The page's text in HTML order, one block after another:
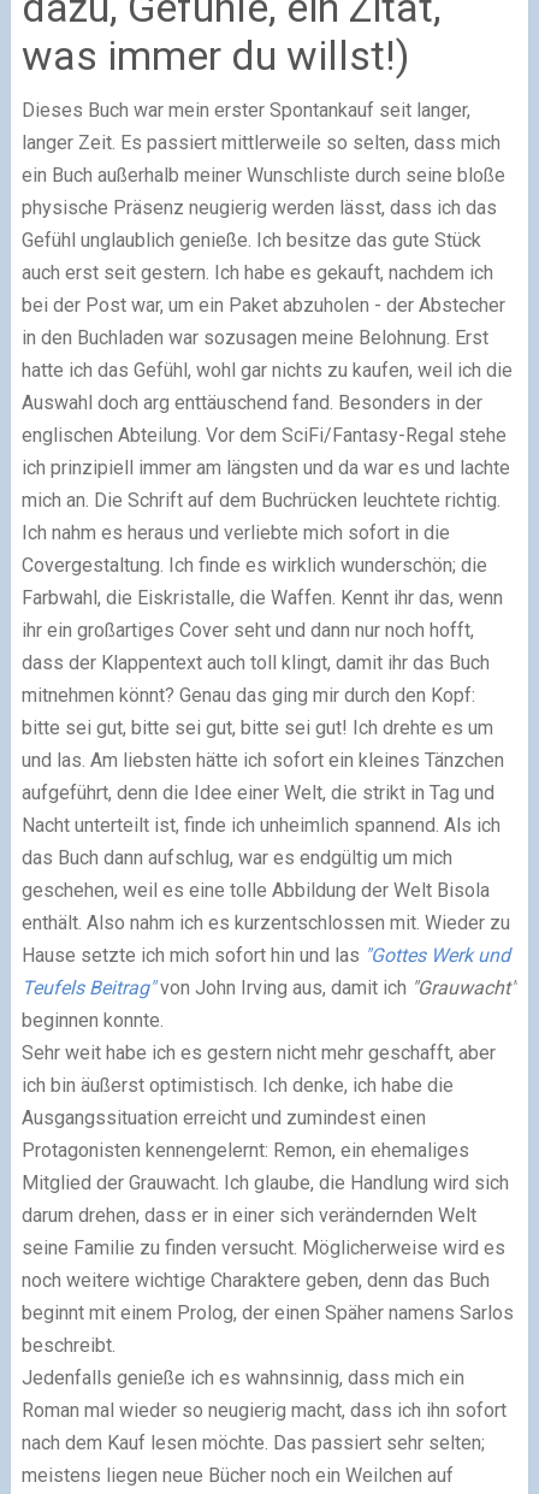
was immer du willst!)
Dieses Buch war mein erster Spontankauf seit langer,
langer Zeit. Es passiert mittlerweile so selten, dass mich
ein Buch außerhalb meiner Wunschliste durch seine bloße
physische Präsenz neugierig werden lässt, dass ich das
Gefühl unglaublich genieße. Ich besitze das gute Stück
auch erst seit gestern. Ich habe es gekauft, nachdem ich
bei der Post war, um ein Paket abzuholen - der Abstecher
in den Buchladen war sozusagen meine Belohnung. Erst
hatte ich das Gefühl, wohl gar nichts zu kaufen, weil ich die
Auswahl doch arg enttäuschend fand. Besonders in der
englischen Abteilung. Vor dem SciFi/Fantasy-Regal stehe
ich prinzipiell immer am längsten und da war es und lachte
mich an. Die Schrift auf dem Buchrücken leuchtete richtig.
Ich nahm es heraus und verliebte mich sofort in die
Covergestaltung. Ich finde es wirklich wunderschön; die
Farbwahl, die Eiskristalle, die Waffen. Kennt ihr das, wenn
ihr ein großartiges Cover seht und dann nur noch hofft,
dass der Klappentext auch toll klingt, damit ihr das Buch
mitnehmen könnt? Genau das ging mir durch den Kopf:
bitte sei gut, bitte sei gut, bitte sei gut! Ich drehte es um
und las. Am liebsten hätte ich sofort ein kleines Tänzchen
aufgeführt, denn die Idee einer Welt, die strikt in Tag und
Nacht unterteilt ist, finde ich unheimlich spannend. Als ich
das Buch dann aufschlug, war es endgültig um mich
geschehen, weil es eine tolle Abbildung der Welt Bisola
enthält. Also nahm ich es kurzentschlossen mit. Wieder zu
Hause setzte ich mich sofort hin und las "Gottes Werk und
Teufels Beitrag"von John Irving aus, damit ich "Grauwacht"
beginnen konnte.
Sehr weit habe ich es gestern nicht mehr geschafft, aber
ich bin äußerst optimistisch. Ich denke, ich habe die
Ausgangssituation erreicht und zumindest einen
Protagonisten kennengelernt: Remon, ein ehemaliges
Mitglied der Grauwacht. Ich glaube, die Handlung wird sich
darum drehen, dass er in einer sich verändernden Welt
seine Familie zu finden versucht. Möglicherweise wird es
noch weitere wichtige Charaktere geben, denn das Buch
beginnt mit einem Prolog, der einen Späher namens Sarlos
beschreibt.
Jedenfalls genieße ich es wahnsinnig, dass mich ein
Roman mal wieder so neugierig macht, dass ich ihn sofort
nach dem Kauf lesen möchte. Das passiert sehr selten;
meistens liegen neue Bücher noch ein Weilchen auf